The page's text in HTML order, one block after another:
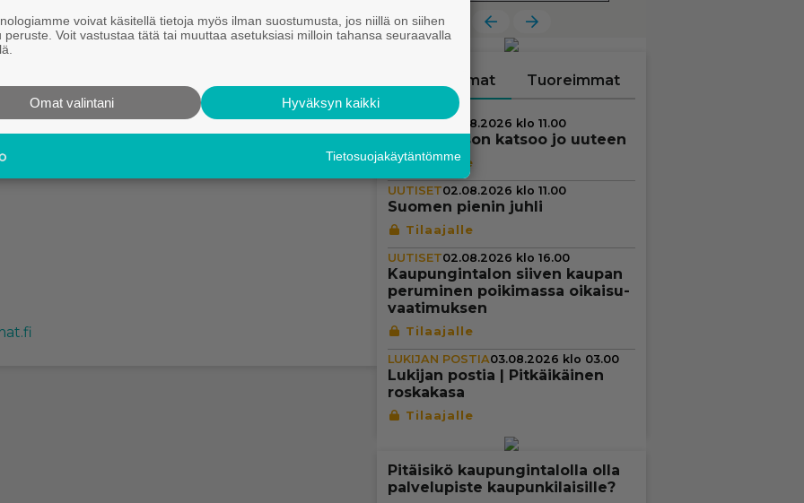
Luetuimmat Tuoreimmat
UUTISET02.08.2026 klo 11.00
Kalle Larsson katsoo jo uuteen
UUTISET02.08.2026 klo 11.00
Suomen pienin juhli
UUTISET02.08.2026 klo 16.00
Kau­pun­gin­ta­lon siiven kaupan
peruminen poi­ki­massa oikai­su­
vaa­ti­muk­sen
LUKIJAN POSTIA03.08.2026 klo 03.00
Lukijan postia | Pit­käi­käi­nen
roskakasa
Pitäisikö kaupungintalolla olla
palvelupiste kaupunkilaisille?
voivat käsitellä tietoja myös ilman suostumusta, jos niillä on siihen
peruste. Voit vastustaa tätä tai muuttaa asetuksiasi milloin tahansa seuraavalla
Hyväksyn kaikki
Omat valintani
Tietosuojakäytäntömme